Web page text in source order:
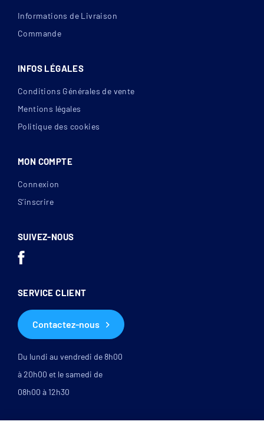
Informations de Livraison
Commande
INFOS LÉGALES
Conditions Générales de vente
Mentions légales
Politique des cookies
MON COMPTE
Connexion
S’inscrire
SUIVEZ-NOUS
SERVICE CLIENT
Contactez-nous
Du lundi au vendredi de 8h00
à 20h00 et le samedi de
08h00 à 12h30